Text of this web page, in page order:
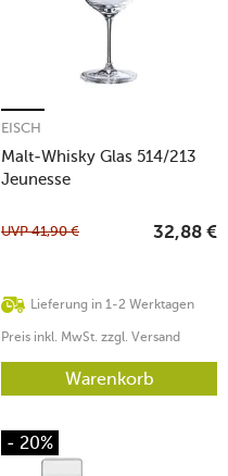
Malt-Whisky Glas 514/213
Jeunesse
EISCH
Lieferung in 1-2 Werktagen
UVP41,90 € 32,88 €
Preis inkl. MwSt. zzgl. Versand
Warenkorb
- 20%